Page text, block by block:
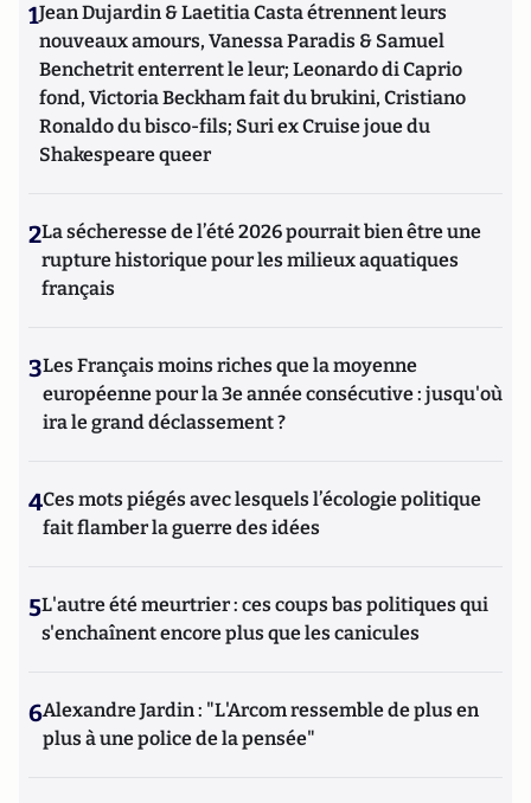
1Jean Dujardin & Laetitia Casta étrennent leurs
nouveaux amours, Vanessa Paradis & Samuel
Benchetrit enterrent le leur; Leonardo di Caprio
fond, Victoria Beckham fait du brukini, Cristiano
Ronaldo du bisco-fils; Suri ex Cruise joue du
Shakespeare queer
2La sécheresse de l’été 2026 pourrait bien être une
rupture historique pour les milieux aquatiques
français
3Les Français moins riches que la moyenne
européenne pour la 3e année consécutive : jusqu'où
ira le grand déclassement ?
4Ces mots piégés avec lesquels l’écologie politique
fait flamber la guerre des idées
5L'autre été meurtrier : ces coups bas politiques qui
s'enchaînent encore plus que les canicules
6Alexandre Jardin : "L'Arcom ressemble de plus en
plus à une police de la pensée"